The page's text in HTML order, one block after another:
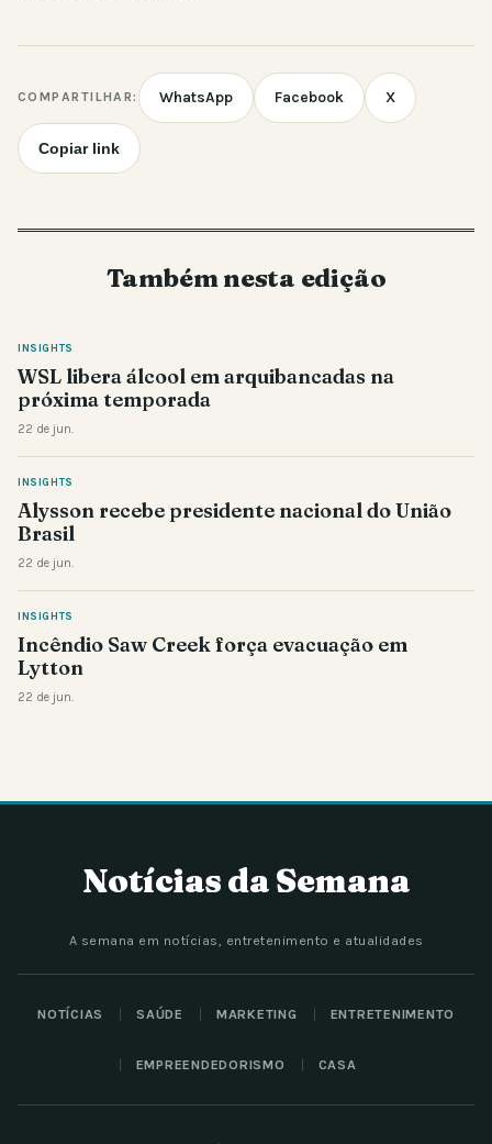
COMPARTILHAR: WhatsApp Facebook X
Copiar link
Também nesta edição
INSIGHTS
WSL libera álcool em arquibancadas na
próxima temporada
22 de jun.
INSIGHTS
Alysson recebe presidente nacional do União
Brasil
22 de jun.
INSIGHTS
Incêndio Saw Creek força evacuação em
Lytton
22 de jun.
Notícias da Semana
A semana em notícias, entretenimento e atualidades
NOTÍCIAS SAÚDE MARKETING ENTRETENIMENTO
EMPREENDEDORISMO CASA